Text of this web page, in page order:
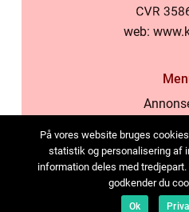
web:
På vores website bruges
statistik og personalisering af
information deles med
godkender du
Ok